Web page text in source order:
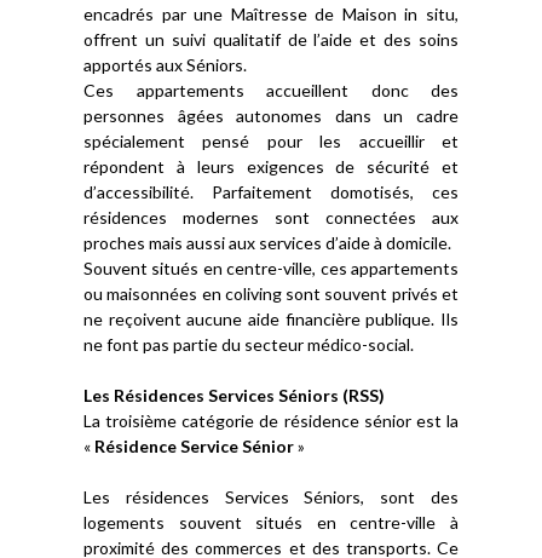
encadrés par une Maîtresse de Maison in situ,
offrent un suivi qualitatif de l’aide et des soins
apportés aux Séniors.
Ces appartements accueillent donc des
personnes âgées autonomes dans un cadre
spécialement pensé pour les accueillir et
répondent à leurs exigences de sécurité et
d’accessibilité. Parfaitement domotisés, ces
résidences modernes sont connectées aux
proches mais aussi aux services d’aide à domicile.
Souvent situés en centre-ville, ces appartements
ou maisonnées en coliving sont souvent privés et
ne reçoivent aucune aide financière publique. Ils
ne font pas partie du secteur médico-social.
Les Résidences Services Séniors (RSS)
La troisième catégorie de résidence sénior est la
« Résidence Service Sénior»
Les résidences Services Séniors, sont des
logements souvent situés en centre-ville à
proximité des commerces et des transports. Ce